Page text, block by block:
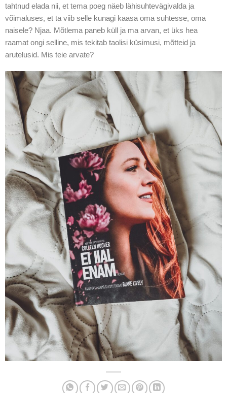
tahtnud elada nii, et tema poeg näeb lähisuhtevägivalda ja
võimaluses, et ta viib selle kunagi kaasa oma suhtesse, oma
naisele? Njaa. Mõtlema paneb küll ja ma arvan, et üks hea
raamat ongi selline, mis tekitab taolisi küsimusi, mõtteid ja
arutelusid. Mis teie arvate?